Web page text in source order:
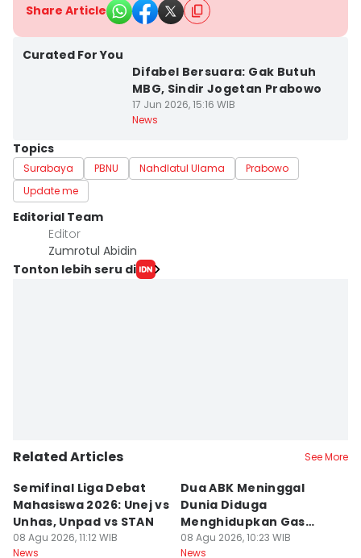
Share Article
Curated For You
Difabel Bersuara: Gak Butuh
MBG, Sindir Jogetan Prabowo
17 Jun 2026, 15:16 WIB
News
Topics
Surabaya PBNU Nahdlatul Ulama
Prabowo
Update me
Editorial Team
Editor
Zumrotul Abidin
Tonton lebih seru di
Related Articles See More
Semifinal Liga Debat
Mahasiswa 2026: Unej vs
Unhas, Unpad vs STAN
08 Agu 2026, 11:12 WIB
News
Dua ABK Meninggal
Dunia Diduga
Menghidupkan Gas
Beracun di Kapal
08 Agu 2026, 10:23 WIB
News